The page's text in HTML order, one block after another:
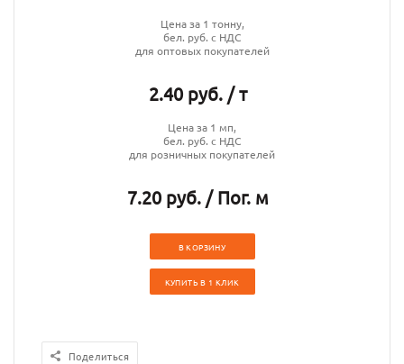
Цена за 1 тонну,
бел. руб. с НДС
для оптовых покупателей
2.40 руб. / т
Цена за 1 мп,
бел. руб. с НДС
для розничных покупателей
7.20 руб. / Пог. м
В КОРЗИНУ
КУПИТЬ В 1 КЛИК
Поделиться